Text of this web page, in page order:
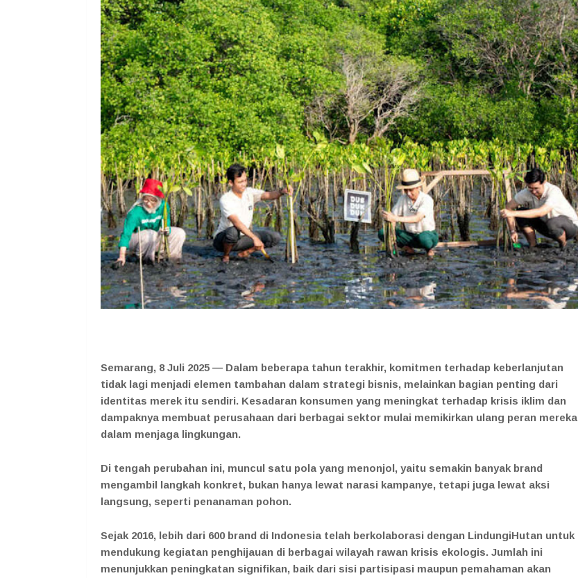
Semarang, 8 Juli 2025 — Dalam beberapa tahun terakhir, komitmen terhadap keberlanjutan
tidak lagi menjadi elemen tambahan dalam strategi bisnis, melainkan bagian penting dari
identitas merek itu sendiri. Kesadaran konsumen yang meningkat terhadap krisis iklim dan
dampaknya membuat perusahaan dari berbagai sektor mulai memikirkan ulang peran mereka
dalam menjaga lingkungan.
Di tengah perubahan ini, muncul satu pola yang menonjol, yaitu semakin banyak brand
mengambil langkah konkret, bukan hanya lewat narasi kampanye, tetapi juga lewat aksi
langsung, seperti penanaman pohon.
Sejak 2016, lebih dari 600 brand di Indonesia telah berkolaborasi dengan LindungiHutan untuk
mendukung kegiatan penghijauan di berbagai wilayah rawan krisis ekologis. Jumlah ini
menunjukkan peningkatan signifikan, baik dari sisi partisipasi maupun pemahaman akan